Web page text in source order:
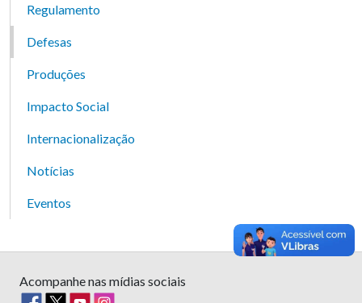
Regulamento
Defesas
Produções
Impacto Social
Internacionalização
Notícias
Eventos
Acompanhe nas mídias sociais